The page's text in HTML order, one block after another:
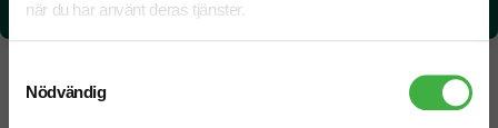
när du har använt deras tjänster.
Nödvändig
6.23 kg CO₂e / per styck